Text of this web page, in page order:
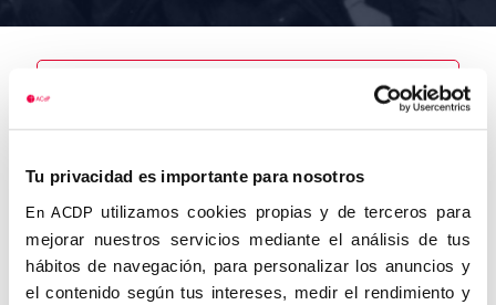
Tu privacidad es importante para nosotros
En ACDP utilizamos cookies propias y de terceros para
mejorar nuestros servicios mediante el análisis de tus
hábitos de navegación, para personalizar los anuncios y
el contenido según tus intereses, medir el rendimiento y
Pérez Crespo,
Manuel